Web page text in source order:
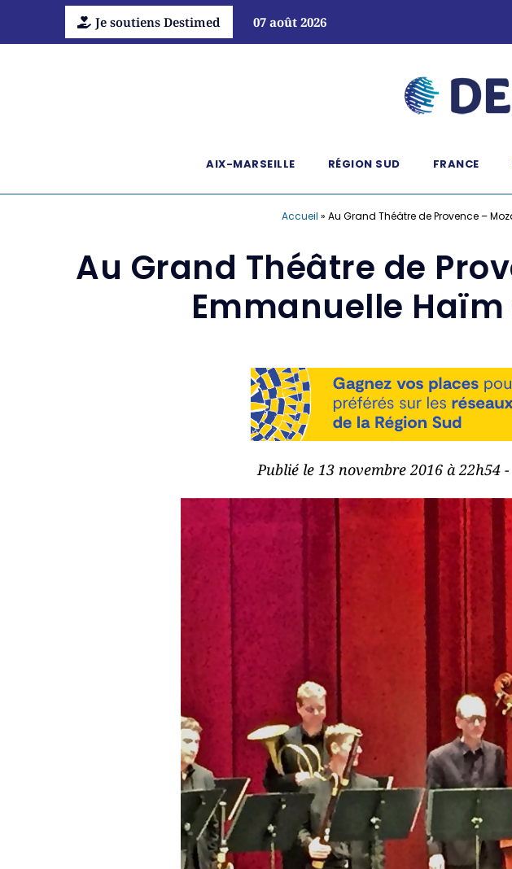
Je soutiens Destimed 07 août 2026
AIX-MARSEILLE RÉGION SUD FRANCE
Accueil » Au Grand Théâtre de Provence –
Au Grand Théâtre de
Emmanuelle
Publié le 13 novembre 2016 à 22h54